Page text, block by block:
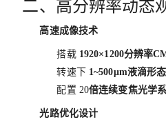
二、高分辨率动态
高速成像技术
搭载 1920×1200分辨率
转速下 1~500μm液滴形
配置 20倍连续变焦光学
光路优化设计